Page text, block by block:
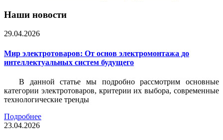
Наши новости
29.04.2026
Мир электротоваров: От основ электромонтажа до
интеллектуальных систем будущего
В данной статье мы подробно рассмотрим основные
категории электротоваров, критерии их выбора, современные
технологические тренды
Подробнее
23.04.2026